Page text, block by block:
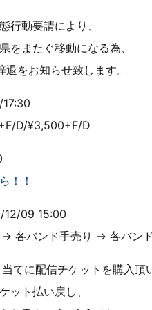
行動要請により、
をまたぐ移動になる為、
退をお知らせ致します。
17:30
D/¥3,500+F/D
！！
12/09 15:00
→ 各バンド手売り → 各バン
てに配信チケットを購入頂
ット払い戻し、